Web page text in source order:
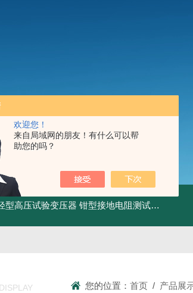
欢迎您！
来自局域网的朋友！有什么可以帮
助您的吗？
型高压试验变压器 钳型接地电阻测试仪
您的位置：首页 / 产品展